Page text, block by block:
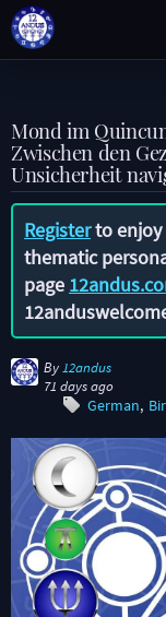
Mond im
Zwischen den
Unsicherheit
Registerto enjoy
thematic
page
By 12andus
71 days ago
German